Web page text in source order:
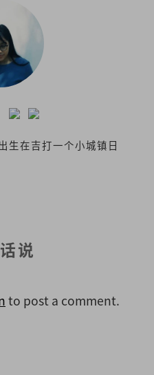
生在吉打一个小城镇日
说
to post a comment.